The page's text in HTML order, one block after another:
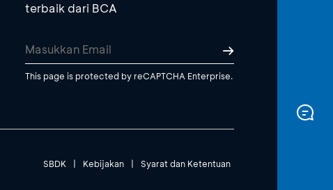
terbaik dari BCA
This page is protected by reCAPTCHA Enterprise.
SBDK | Kebijakan | Syarat dan Ketentuan